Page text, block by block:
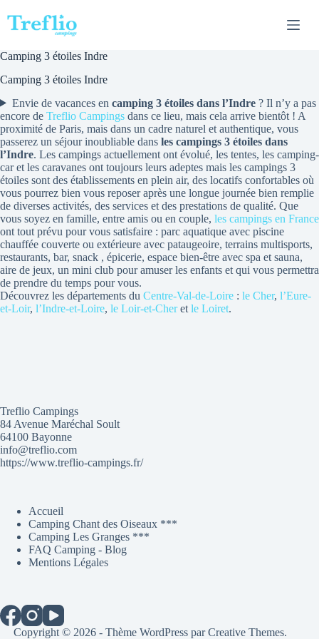
au
contenu
Camping 3 étoiles Indre
Camping 3 étoiles Indre
Envie de vacances en camping 3 étoiles dans l’Indre? Il n’y a pas
encore de Treflio Campings dans ce lieu, mais cela arrive bientôt ! A
proximité de Paris, mais dans un cadre naturel et authentique, vous
passerez un séjour inoubliable dans les campings 3 étoiles dans
l’Indre. Les campings actuellement ont évolué, les tentes, les camping-
car et les caravanes ont toujours leurs adeptes mais les campings 3
étoiles sont des établissements en plein air, des locatifs confortables où
vous pourrez bien vous reposer après une longue journée bien remplie
de diverses activités, des services et des prestations de qualité. Que
vous soyez en famille, entre amis ou en couple, les campings en France
ont tout prévu pour vous satisfaire : parc aquatique avec piscine
chauffée couverte ou extérieure avec pataugeoire, terrains multisports,
restaurants, bar, snack , épicerie, espace bien-être avec spa et sauna,
aire de jeux, un mini club pour amuser les enfants et qui vous permettra
de prendre du temps pour vous.
Découvrez les départements du Centre-Val-de-Loire : le Cher, l’Eure-
et-Loir, l’Indre-et-Loire, le Loir-et-Cheret le Loiret.
Treflio Campings
84 Avenue Maréchal Soult
64100 Bayonne
info@treflio.com
https://www.treflio-campings.fr/
Accueil
Camping Chant des Oiseaux ***
Camping Les Granges ***
FAQ Camping - Blog
Mentions Légales
Copyright © 2026 - Thème WordPress parCreative Themes.